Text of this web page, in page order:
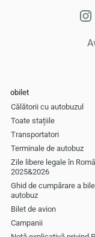
obilet
Călătorii cu autobuzul
Toate stațiile
Transportatori
Terminale de autobuz
Zile libere legale în
2025&2026
Ghid de cumpărare a
autobuz
Bilet de avion
Campanii